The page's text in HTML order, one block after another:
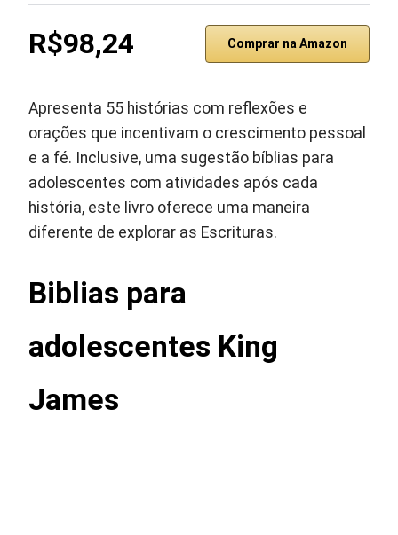
R$98,24 Comprar na Amazon
Apresenta 55 histórias com reflexões e
orações que incentivam o crescimento pessoal
e a fé. Inclusive, uma sugestão bíblias para
adolescentes com atividades após cada
história, este livro oferece uma maneira
diferente de explorar as Escrituras.
Biblias para
adolescentes King
James